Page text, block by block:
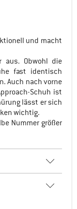
und macht
aus. Obwohl die
fast identisch
Auch nach vorne
Schuh ist
lässt er sich
wichtig.
Nummer größer